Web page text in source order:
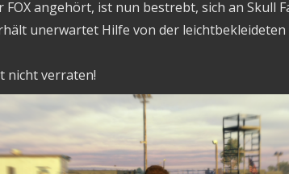
FOX angehört, ist nun bestrebt, sich an Skull
unerwartet Hilfe von der
nicht verraten!